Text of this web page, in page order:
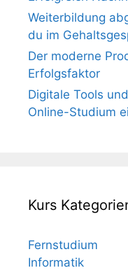
Weiterbildung
du im
Der moderne
Erfolgsfaktor
Digitale Tools
Online-Studium
Kurs
Fernstudium
Informatik